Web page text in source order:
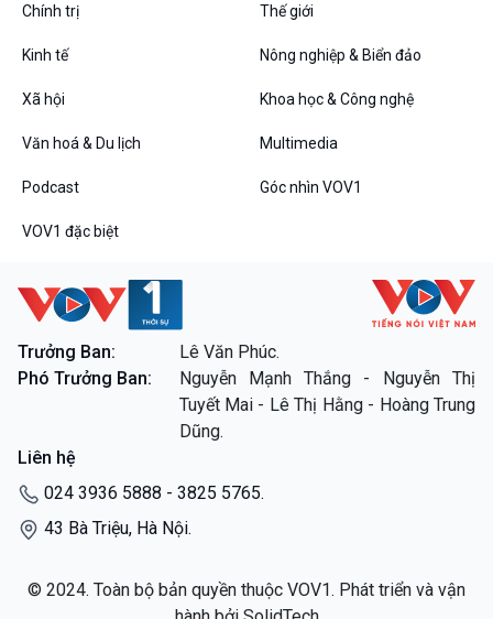
VOV1 đặc biệt
Thanh âm ký sự
Các chương trình đặc biệt
Chính trị Thế giới
Kinh tế Nông nghiệp & Biển đảo
Xã hội Khoa học & Công nghệ
Văn hoá & Du lịch Multimedia
Podcast Góc nhìn VOV1
VOV1 đặc biệt
Trưởng Ban:
Lê Văn Phúc.
Phó Trưởng Ban:
Nguyễn Mạnh Thắng - Nguyễn Thị
Tuyết Mai - Lê Thị Hằng - Hoàng Trung
Dũng.
Liên hệ
024 3936 5888 - 3825 5765.
43 Bà Triệu, Hà Nội.
© 2024. Toàn bộ bản quyền thuộc VOV1. Phát triển và vận